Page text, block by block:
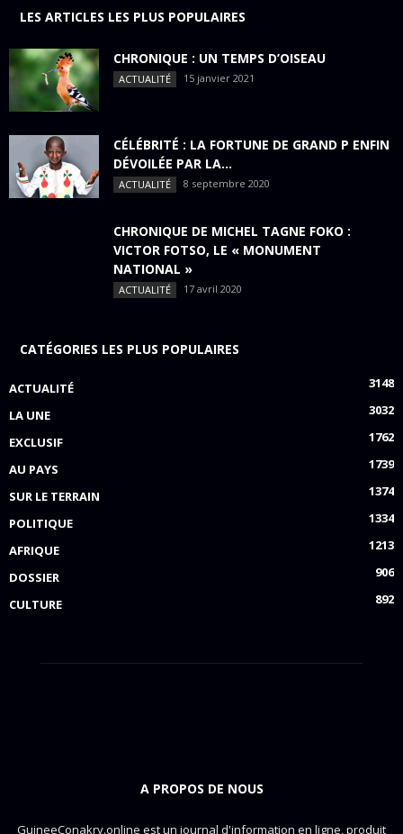
LES ARTICLES LES PLUS POPULAIRES
CHRONIQUE : UN TEMPS D’OISEAU
ACTUALITÉ 15 janvier 2021
CÉLÉBRITÉ : LA FORTUNE DE GRAND P ENFIN
DÉVOILÉE PAR LA...
ACTUALITÉ 8 septembre 2020
CHRONIQUE DE MICHEL TAGNE FOKO :
VICTOR FOTSO, LE « MONUMENT
NATIONAL »
ACTUALITÉ 17 avril 2020
CATÉGORIES LES PLUS POPULAIRES
ACTUALITÉ
3148
LA UNE
3032
EXCLUSIF
1762
AU PAYS
1739
SUR LE TERRAIN
1374
POLITIQUE
1334
AFRIQUE
1213
DOSSIER
906
CULTURE
892
A PROPOS DE NOUS
GuineeConakry.online est un journal d'information en ligne, produit